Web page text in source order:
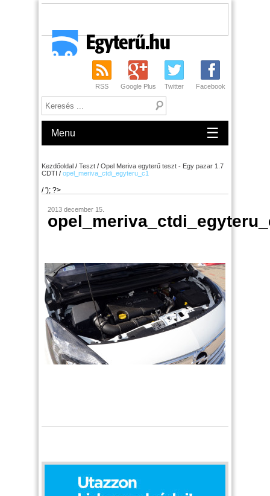
RSS Google Plus Twitter Facebook
Menu ☰
Kezdőoldal / Teszt / Opel Meriva egyterű teszt - Egy pazar 1.7
CDTI / opel_meriva_ctdi_egyteru_c1
/ '); ?>
2013 december 15.